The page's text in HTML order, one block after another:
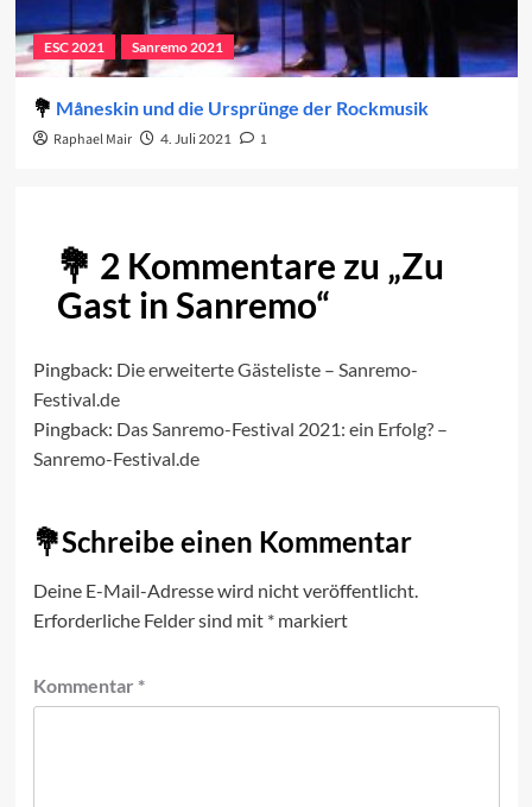
ESC 2021 Sanremo 2021
Måneskin und die Ursprünge der Rockmusik
Raphael Mair 4. Juli 2021 1
2 Kommentare zu „Zu
Gast in Sanremo“
Pingback: Die erweiterte Gästeliste – Sanremo-
Festival.de
Pingback: Das Sanremo-Festival 2021: ein Erfolg? –
Sanremo-Festival.de
Schreibe einen Kommentar
Deine E-Mail-Adresse wird nicht veröffentlicht.
Erforderliche Felder sind mit *markiert
Kommentar *